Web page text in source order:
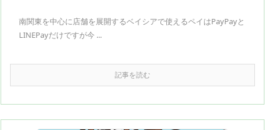
南関東を中心に店舗を展開するベイシアで使えるペイはPayPayと
LINEPayだけですが今 ...
記事を読む